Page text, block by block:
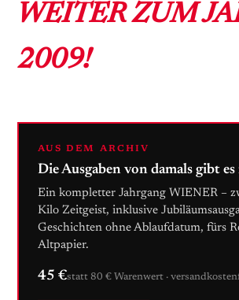
WEITER ZUM
2009!
AUS DEM ARCHIV
Die Ausgaben von damals gibt es
Ein kompletter Jahrgang WIENER –
Kilo Zeitgeist, inklusive
Geschichten ohne Ablaufdatum, fürs
Altpapier.
45 €statt 80 € Warenwert ·